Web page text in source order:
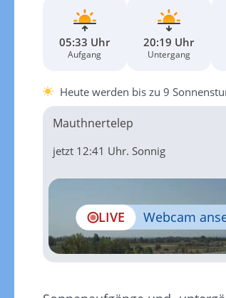
05:33 Uhr
Aufgang
20:19 Uhr
Untergang
Heute werden bis zu 9
Mauthnertelep
jetzt 12:41 Uhr. Sonnig
LIVE Webcam